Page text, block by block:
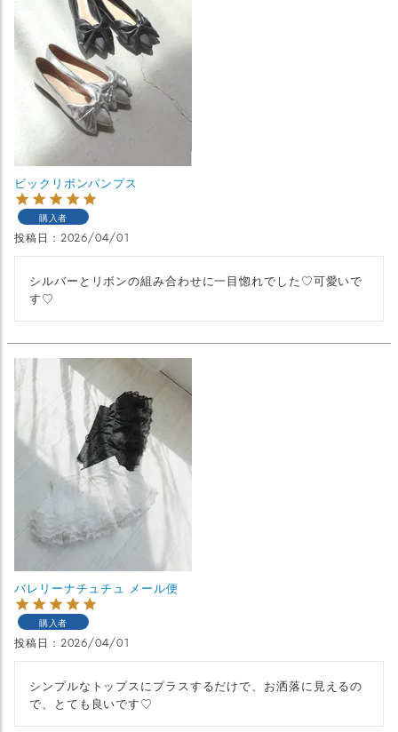
ビックリボンパンプス
購入者
投稿日 2026/04/01
シルバーとリボンの組み合わせに一目惚れでした♡可愛いで
す♡
バレリーナチュチュ メール便
購入者
投稿日 2026/04/01
シンプルなトップスにプラスするだけで、お洒落に見えるの
で、とても良いです♡